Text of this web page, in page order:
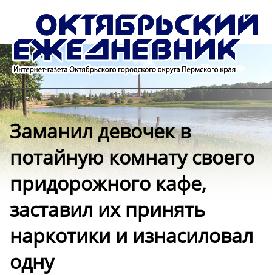
️Заманил девочек в
потайную комнату своего
придорожного кафе,
заставил их принять
наркотики и изнасиловал
одну